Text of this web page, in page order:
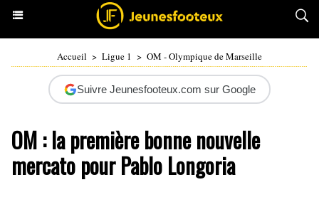
Accueil > Ligue 1 > OM - Olympique de Marseille
Suivre Jeunesfooteux.com sur Google
OM : la première bonne nouvelle
mercato pour Pablo Longoria